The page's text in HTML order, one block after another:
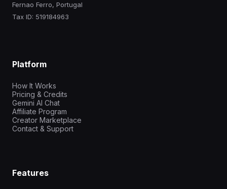
Fernao Ferro, Portugal
Tax ID: 519184963
Platform
How It Works
Pricing & Credits
Gemini AI Chat
Affiliate Program
Creator Marketplace
Contact & Support
Features